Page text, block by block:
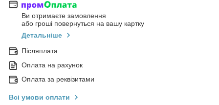
Ви отримаєте замовлення
або гроші повернуться на вашу картку
Детальніше
Післяплата
Оплата на рахунок
Оплата за реквізитами
Всі умови оплати